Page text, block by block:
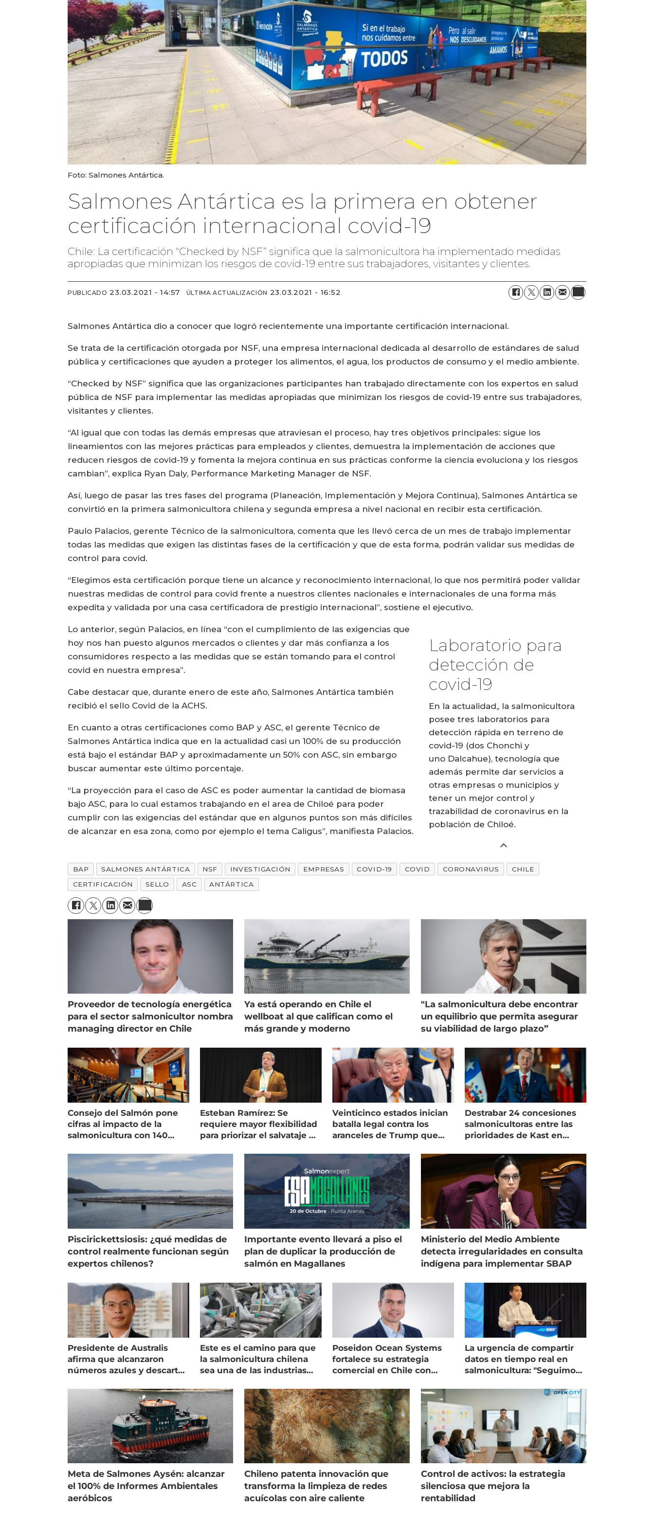
Foto: Salmones Antártica.
Salmones Antártica es la primera en obtener
certificación internacional covid-19
Chile: La certificación “Checked by NSF” significa que la salmonicultora ha implementado medidas
apropiadas que minimizan los riesgos de covid-19 entre sus trabajadores, visitantes y clientes.
PUBLICADO 23.03.2021 - 14:57 ÚLTIMA ACTUALIZACIÓN 23.03.2021 - 16:52
Salmones Antártica dio a conocer que logró recientemente una importante certificación internacional.
Se trata de la certificación otorgada por NSF, una empresa internacional dedicada al desarrollo de estándares de salud
pública y certificaciones que ayuden a proteger los alimentos, el agua, los productos de consumo y el medio ambiente.
“Checked by NSF” significa que las organizaciones participantes han trabajado directamente con los expertos en salud
pública de NSF para implementar las medidas apropiadas que minimizan los riesgos de covid-19 entre sus trabajadores,
visitantes y clientes.
“Al igual que con todas las demás empresas que atraviesan el proceso, hay tres objetivos principales: sigue los
lineamientos con las mejores prácticas para empleados y clientes, demuestra la implementación de acciones que
reducen riesgos de covid-19 y fomenta la mejora continua en sus prácticas conforme la ciencia evoluciona y los riesgos
cambian”, explica Ryan Daly, Performance Marketing Manager de NSF.
Así, luego de pasar las tres fases del programa (Planeación, Implementación y Mejora Continua), Salmones Antártica se
convirtió en la primera salmonicultora chilena y segunda empresa a nivel nacional en recibir esta certificación.
Paulo Palacios, gerente Técnico de la salmonicultora, comenta que les llevó cerca de un mes de trabajo implementar
todas las medidas que exigen las distintas fases de la certificación y que de esta forma, podrán validar sus medidas de
control para covid.
“Elegimos esta certificación porque tiene un alcance y reconocimiento internacional, lo que nos permitirá poder validar
nuestras medidas de control para covid frente a nuestros clientes nacionales e internacionales de una forma más
expedita y validada por una casa certificadora de prestigio internacional”, sostiene el ejecutivo.
Laboratorio para
detección de
covid-19
En la actualidad,, la salmonicultora
posee tres laboratorios para
detección rápida en terreno de
covid-19 (dos Chonchi y
uno Dalcahue), tecnología que
además permite dar servicios a
otras empresas o municipios y
tener un mejor control y
trazabilidad de coronavirus en la
población de Chiloé.
Lo anterior, según Palacios, en línea “con el cumplimiento de las exigencias que
hoy nos han puesto algunos mercados o clientes y dar más confianza a los
consumidores respecto a las medidas que se están tomando para el control
covid en nuestra empresa”.
Cabe destacar que, durante enero de este año, Salmones Antártica también
recibió el sello Covid de la ACHS.
En cuanto a otras certificaciones como BAP y ASC, el gerente Técnico de
Salmones Antártica indica que en la actualidad casi un 100% de su producción
está bajo el estándar BAP y aproximadamente un 50% con ASC, sin embargo
buscar aumentar este último porcentaje.
“La proyección para el caso de ASC es poder aumentar la cantidad de biomasa
bajo ASC, para lo cual estamos trabajando en el area de Chiloé para poder
cumplir con las exigencias del estándar que en algunos puntos son más difíciles
de alcanzar en esa zona, como por ejemplo el tema Caligus”, manifiesta Palacios.
BAP SALMONES ANTÁRTICA NSF INVESTIGACIÓN EMPRESAS COVID-19 COVID CORONAVIRUS
CHILE
CERTIFICACIÓN
SELLO ASC ANTÁRTICA
Proveedor de tecnología energética
para el sector salmonicultor nombra
managing director en Chile
Ya está operando en Chile el
wellboat al que califican como el
más grande y moderno
"La salmonicultura debe encontrar
un equilibrio que permita asegurar
su viabilidad de largo plazo”
Consejo del Salmón pone
cifras al impacto de la
salmonicultura con 140
Esteban Ramírez: Se
requiere mayor flexibilidad
para priorizar el salvataje de
Veinticinco estados inician
batalla legal contra los
aranceles de Trump que
Destrabar 24 concesiones
salmonicultoras entre las
prioridades de Kast en
Piscirickettsiosis: ¿qué medidas de
control realmente funcionan según
expertos chilenos?
Importante evento llevará a piso el
plan de duplicar la producción de
salmón en Magallanes
Ministerio del Medio Ambiente
detecta irregularidades en consulta
indígena para implementar SBAP
Presidente de Australis
afirma que alcanzaron
números azules y descarta
Este es el camino para que
la salmonicultura chilena
sea una de las industrias
Poseidon Ocean Systems
fortalece su estrategia
comercial en Chile con
La urgencia de compartir
datos en tiempo real en
salmonicultura: "Seguimos
Meta de Salmones Aysén: alcanzar
el 100% de Informes Ambientales
aeróbicos
Chileno patenta innovación que
transforma la limpieza de redes
acuícolas con aire caliente
Control de activos: la estrategia
silenciosa que mejora la
rentabilidad